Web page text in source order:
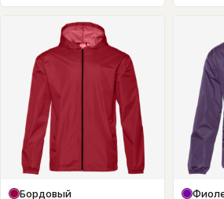
Бордовый